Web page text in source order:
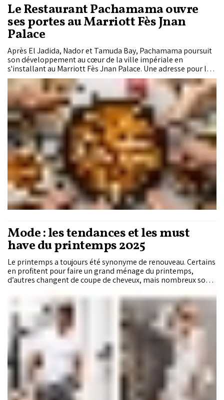
Le Restaurant Pachamama ouvre
ses portes au Marriott Fès Jnan
Palace
Après El Jadida, Nador et Tamuda Bay, Pachamama poursuit
son développement au cœur de la ville impériale en
s'installant au Marriott Fès Jnan Palace. Une adresse pour les
Fassis où l’on célèbre les traditions et la culture autour de
soirées flamenco, brunchs festifs et d'ateliers de cuisine.
Mode : les tendances et les must
have du printemps 2025
Le printemps a toujours été synonyme de renouveau. Certains
en profitent pour faire un grand ménage du printemps,
d’autres changent de coupe de cheveux, mais nombreux sont
garde robe. Nous vous emmenons dans un tour d'horizon des
incontournables de la saison.